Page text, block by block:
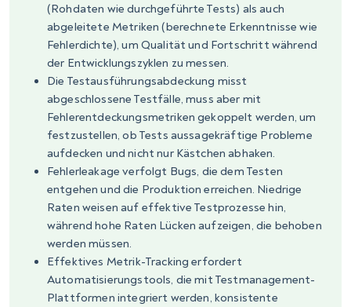
(Rohdaten wie durchgeführte Tests) als auch
abgeleitete Metriken (berechnete Erkenntnisse wie
Fehlerdichte), um Qualität und Fortschritt während
der Entwicklungszyklen zu messen.
Die Testausführungsabdeckung misst
abgeschlossene Testfälle, muss aber mit
Fehlerentdeckungsmetriken gekoppelt werden, um
festzustellen, ob Tests aussagekräftige Probleme
aufdecken und nicht nur Kästchen abhaken.
Fehlerleakage verfolgt Bugs, die dem Testen
entgehen und die Produktion erreichen. Niedrige
Raten weisen auf effektive Testprozesse hin,
während hohe Raten Lücken aufzeigen, die behoben
werden müssen.
Effektives Metrik-Tracking erfordert
Automatisierungstools, die mit Testmanagement-
Plattformen integriert werden, konsistente